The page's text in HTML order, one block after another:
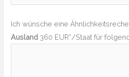
Ich wünsche eine
Ausland 360 EUR*/Staat für